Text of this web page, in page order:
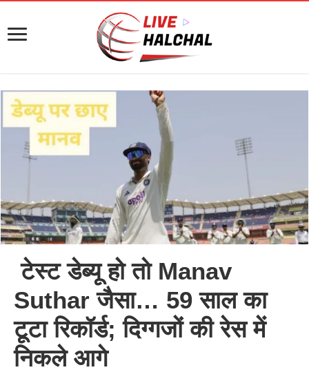
टेस्ट डेब्यू हो तो Manav
Suthar जैसा… 59 साल का
टूटा रिकॉर्ड; दिग्गजों की रेस में
निकले आगे